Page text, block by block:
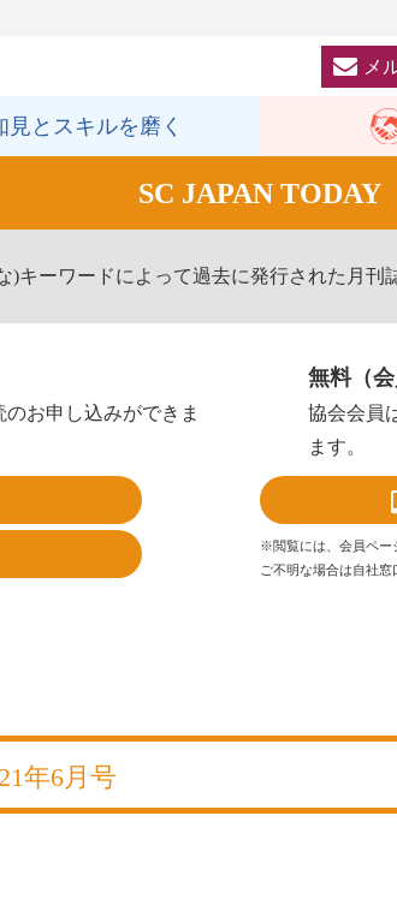
メ
見と スキルを磨く
SC JAPAN TODAY
キーワードによって過去に発行された月刊
お申し込みができま
無料（会
協会会員
ます。
※閲覧には、会員ペー
ご不明な場合は自社窓
年6月号